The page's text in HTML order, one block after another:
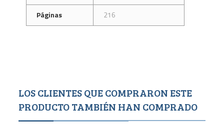
Páginas
216
LOS CLIENTES QUE COMPRARON ESTE
PRODUCTO TAMBIÉN HAN COMPRADO